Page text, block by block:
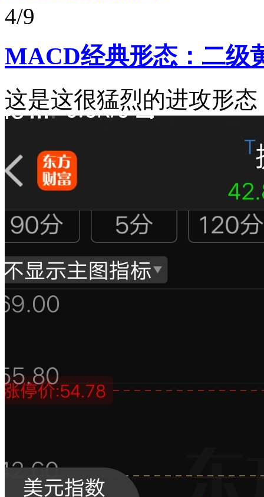
4/9
MACD经典形态：二级
这是这很猛烈的进攻形